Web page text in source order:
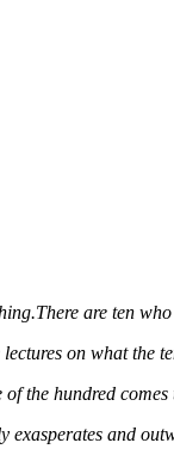
are ten
on what the
of the hundred
exasperates and